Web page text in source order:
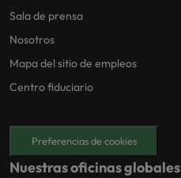
Sala de prensa
Nosotros
Mapa del sitio de empleos
Centro fiduciario
Preferencias de cookies
Nuestras oficinas globales